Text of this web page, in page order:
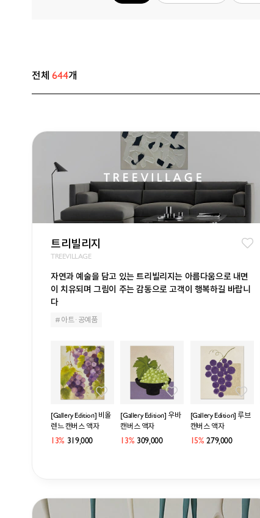
전체 644개
트리빌리지
TREEVILLAGE
자연과 예술을 담고 있는 트리빌리지는 아름다움으로 내면
이 치유되며 그림이 주는 감동으로 고객이 행복하길 바랍니
다
# 아트· 공예품
[Gallery Edition] 비올
렌느 캔버스 액자
13% 319,000
[Gallery Edition] 우바
캔버스 액자
13% 309,000
[Gallery Edition] 루브
캔버스 액자
15% 279,000